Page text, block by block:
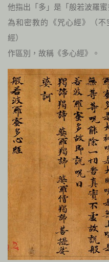
他指出「多」是「般若波羅蜜
為和密教的《咒心經》（
經）
作區別，故稱《多心經》。